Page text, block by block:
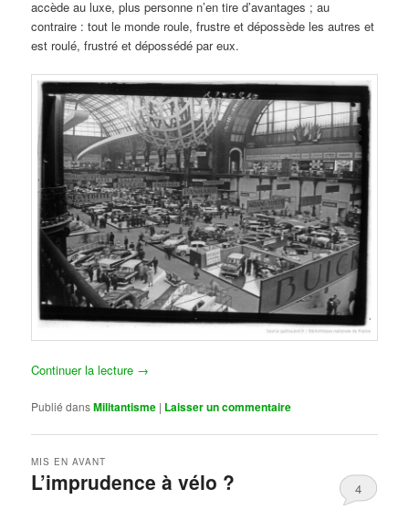
accède au luxe, plus personne n’en tire d’avantages ; au
contraire : tout le monde roule, frustre et dépossède les autres et
est roulé, frustré et dépossédé par eux.
Continuer la lecture →
Publié dansMilitantisme | Laisser un commentaire
L’imprudence à vélo ?
MIS EN AVANT
4